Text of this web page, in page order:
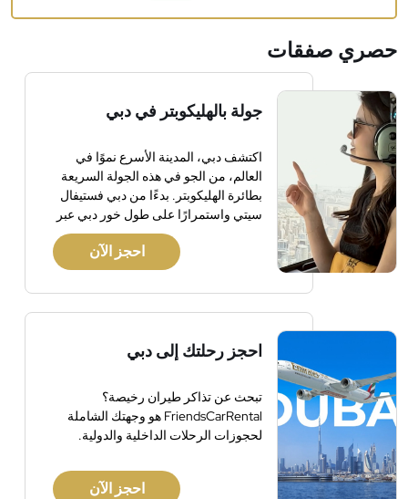
حصري صفقات
جولة بالهليكوبتر في دبي
اكتشف دبي، المدينة الأسرع نموًا في
العالم، من الجو في هذه الجولة السريعة
بطائرة الهليكوبتر. بدءًا من دبي فستيفال
سيتي واستمرارًا على طول خور دبي عبر
الضواحي، استكشف هذه المدينة الرائعة
بأفقها المذهل وفنادقها الفاخرة. شاهد
أطول مبنى في العالم، برج خليفة، الذي
يقع بجوار أحد أكبر مراكز التسوق في
العالم. شاهد أبراج الرياح والشواطئ
المرطبات الخفيفة والتعليقات على متن
احجز الآن
احجز رحلتك إلى دبي
تبحث عن تذاكر طيران رخيصة؟
FriendsCarRental هو وجهتك الشاملة
لحجوزات الرحلات الداخلية والدولية.
احجز الآن